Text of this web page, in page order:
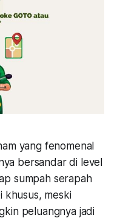
yang fenomenal
bersandar di level
sumpah serapah
khusus, meski
peluangnya jadi